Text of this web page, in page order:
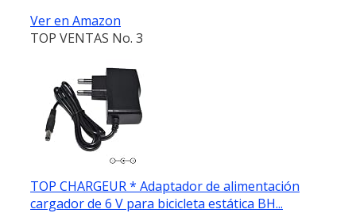
Ver en Amazon
TOP VENTAS No. 3
TOP CHARGEUR * Adaptador de alimentación
cargador de 6 V para bicicleta estática BH...